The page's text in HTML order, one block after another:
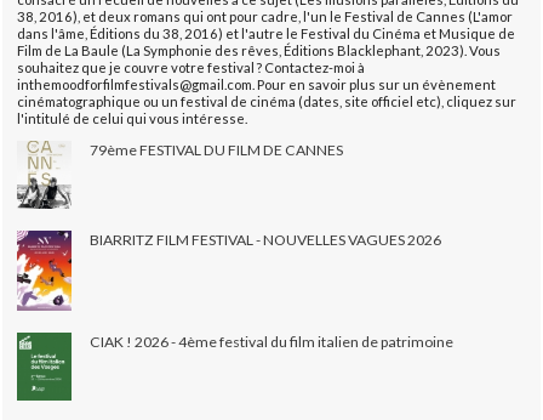
38, 2016), et deux romans qui ont pour cadre, l'un le Festival de Cannes (L'amor
dans l'âme, Éditions du 38, 2016) et l'autre le Festival du Cinéma et Musique de
Film de La Baule (La Symphonie des rêves, Éditions Blacklephant, 2023). Vous
souhaitez que je couvre votre festival ? Contactez-moi à
inthemoodforfilmfestivals@gmail.com. Pour en savoir plus sur un évènement
cinématographique ou un festival de cinéma (dates, site officiel etc), cliquez sur
l'intitulé de celui qui vous intéresse.
79ème FESTIVAL DU FILM DE CANNES
BIARRITZ FILM FESTIVAL - NOUVELLES VAGUES 2026
CIAK ! 2026 - 4ème festival du film italien de patrimoine